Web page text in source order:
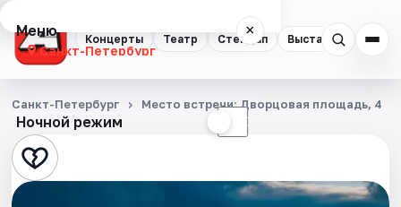
Концерты Театр Стендап Выставки
Меню ×
Санкт-Петербург
Концерты
Театр
Стендап
Ночной режим ☾
Санкт-Петербург Место встречи: Дворцовая площадь, 4